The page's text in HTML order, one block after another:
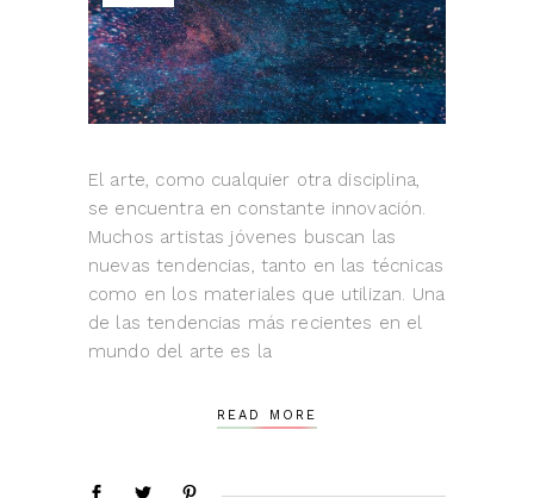
El arte, como cualquier otra disciplina,
se encuentra en constante innovación.
Muchos artistas jóvenes buscan las
nuevas tendencias, tanto en las técnicas
como en los materiales que utilizan. Una
de las tendencias más recientes en el
mundo del arte es la
READ MORE